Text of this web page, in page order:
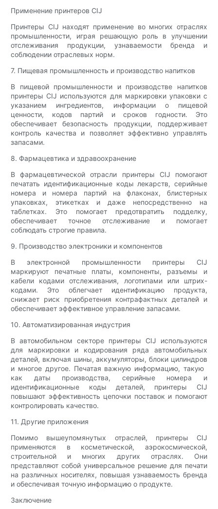
Применение принтеров CIJ
Принтеры CIJ находят применение во многих отраслях
промышленности, играя решающую роль в улучшении
отслеживания продукции, узнаваемости бренда и
соблюдении отраслевых норм.
7. Пищевая промышленность и производство напитков
В пищевой промышленности и производстве напитков
принтеры CIJ используются для маркировки упаковки с
указанием ингредиентов, информации о пищевой
ценности, кодов партий и сроков годности. Это
обеспечивает безопасность продукции, поддерживает
контроль качества и позволяет эффективно управлять
запасами.
8. Фармацевтика и здравоохранение
В фармацевтической отрасли принтеры CIJ помогают
печатать идентификационные коды лекарств, серийные
номера и номера партий на флаконах, блистерных
упаковках, этикетках и даже непосредственно на
таблетках. Это помогает предотвратить подделку,
обеспечивает точное отслеживание и помогает
соблюдать строгие правила.
9. Производство электроники и компонентов
В электронной промышленности принтеры CIJ
маркируют печатные платы, компоненты, разъемы и
кабели кодами отслеживания, логотипами или штрих-
кодами. Это облегчает идентификацию продукта,
снижает риск приобретения контрафактных деталей и
обеспечивает эффективное управление запасами.
10. Автоматизированная индустрия
В автомобильном секторе принтеры CIJ используются
для маркировки и кодирования ряда автомобильных
деталей, включая шины, аккумуляторы, блоки цилиндров
и многое другое. Печатая важную информацию, такую ​​
как даты производства, серийные номера и
идентификационные коды деталей, принтеры CIJ
повышают эффективность цепочки поставок и помогают
контролировать качество.
11. Другие приложения
Помимо вышеупомянутых отраслей, принтеры CIJ
применяются в косметической, аэрокосмической,
строительной и многих других отраслях. Они
представляют собой универсальное решение для печати
на различных носителях, повышая узнаваемость бренда
и обеспечивая точную информацию о продукте.
Заключение